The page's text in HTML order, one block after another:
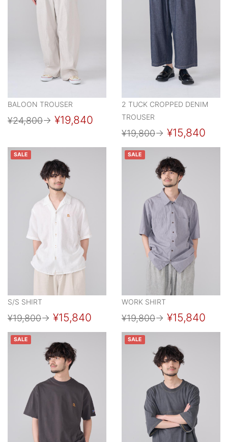
BALOON TROUSER
¥24,800→ ¥19,840
2 TUCK CROPPED DENIM
TROUSER
¥19,800→ ¥15,840
SALE
S/S SHIRT
¥19,800→ ¥15,840
SALE
WORK SHIRT
¥19,800→ ¥15,840
SALE SALE